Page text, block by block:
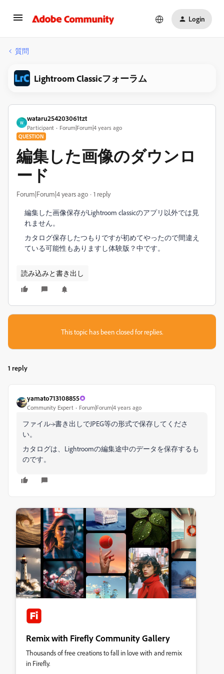
Login
質問
Lightroom Classicフォーラム
W
wataru254203061tzt
Participant Forum|Forum|4 years ago
QUESTION
編集した画像のダウンロ
ード
Forum|Forum|4 years ago 1 reply
編集した画像保存がLightroom classicのアプリ以外では見
れません。
カタログ保存したつもりですが初めてやったので間違え
ている可能性もありますし体験版？中です。
読み込みと書き出し
This topic has been closed for replies.
1 reply
yamato713108855
Community Expert Forum|Forum|4 years ago
ファイル→書き出しでJPEG等の形式で保存してくださ
い。
カタログは、Lightroomの編集途中のデータを保存するも
のです。
Remix with Firefly Community Gallery
Thousands of free creations to fall in love with and remix
in Firefly.